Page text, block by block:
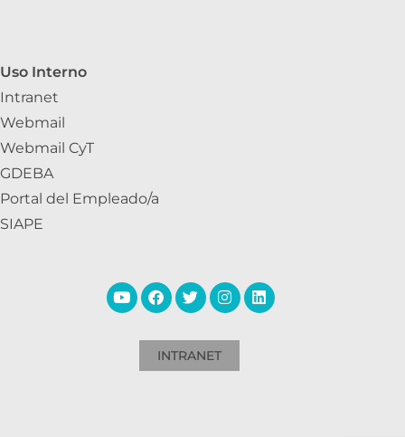
Uso Interno
Intranet
Webmail
Webmail CyT
GDEBA
Portal del Empleado/a
SIAPE
INTRANET